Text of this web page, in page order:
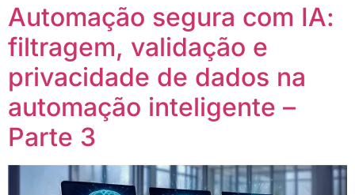
Automação segura com IA:
filtragem, validação e
privacidade de dados na
automação inteligente –
Parte 3